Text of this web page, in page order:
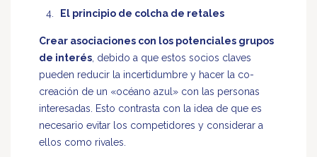
El principio de colcha de retales
Crear asociaciones con los potenciales grupos
de interés , debido a que estos socios claves
pueden reducir la incertidumbre y hacer la co-
creación de un «océano azul» con las personas
interesadas. Esto contrasta con la idea de que es
necesario evitar los competidores y considerar a
ellos como rivales.